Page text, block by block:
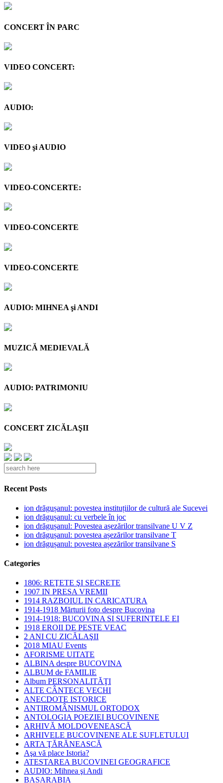
CONCERT ÎN PARC
VIDEO CONCERT:
AUDIO:
VIDEO şi AUDIO
VIDEO-CONCERTE:
VIDEO-CONCERTE
VIDEO-CONCERTE
AUDIO: MIHNEA şi ANDI
MUZICĂ MEDIEVALĂ
AUDIO: PATRIMONIU
CONCERT ZICĂLAŞII
Recent Posts
ion drăgușanul: povestea instituțiilor de cultură ale Sucevei
ion drăgușanul: cu verbele în joc
ion drăgușanul: Povestea așezărilor transilvane U V Z
ion drăgușanul: povestea așezărilor transilvane T
ion drăgușanul: povestea așezărilor transilvane S
Categories
1806: REŢETE ŞI SECRETE
1907 IN PRESA VREMII
1914 RAZBOIUL IN CARICATURA
1914-1918 Mărturii foto despre Bucovina
1914-1918: BUCOVINA SI SUFERINTELE EI
1918 EROII DE PESTE VEAC
2 ANI CU ZICĂLAŞII
2018 MIAU Events
AFORISME UITATE
ALBINA despre BUCOVINA
ALBUM de FAMILIE
Album PERSONALITĂŢI
ALTE CÂNTECE VECHI
ANECDOTE ISTORICE
ANTIROMÂNISMUL ORTODOX
ANTOLOGIA POEZIEI BUCOVINENE
ARHIVĂ MOLDOVENEASCĂ
ARHIVELE BUCOVINENE ALE SUFLETULUI
ARTA ŢĂRĂNEASCĂ
Aşa vă place Istoria?
ATESTAREA BUCOVINEI GEOGRAFICE
AUDIO: Mihnea şi Andi
BASARABIA